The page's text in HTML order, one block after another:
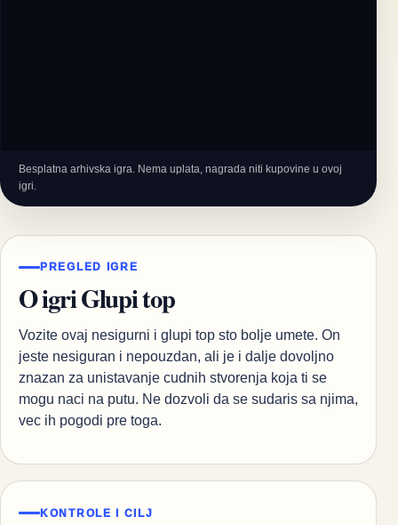
Besplatna arhivska igra. Nema uplata, nagrada niti kupovine u ovoj
igri.
PREGLED IGRE
O igri Glupi top
Vozite ovaj nesigurni i glupi top sto bolje umete. On
jeste nesiguran i nepouzdan, ali je i dalje dovoljno
znazan za unistavanje cudnih stvorenja koja ti se
mogu naci na putu. Ne dozvoli da se sudaris sa njima,
vec ih pogodi pre toga.
KONTROLE I CILJ